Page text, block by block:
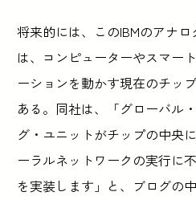
将来的には、このIBMのアナ
は、コンピューターやスマー
ーションを動かす現在のチッ
ある。同社は、「グローバル
グ・ユニットがチップの中央
ーラルネットワークの実行に
を実装します」と、ブログの